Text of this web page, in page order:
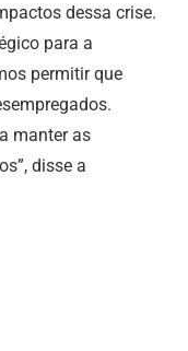
dessa crise.
para a
permitir que
manter as
disse a